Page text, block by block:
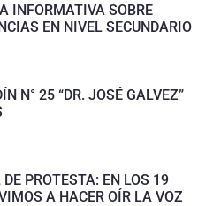
INFORMATIVA SOBRE
EN NIVEL SECUNDARIO
N° 25 “DR. JOSÉ GALVEZ”
PROTESTA: EN LOS 19
A HACER OÍR LA VOZ